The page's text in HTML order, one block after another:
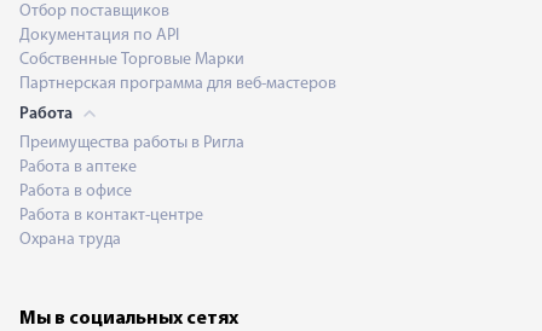
Отбор поставщиков
Документация по API
Собственные Торговые Марки
Партнерская программа для веб-мастеров
Работа
Преимущества работы в Ригла
Работа в аптеке
Работа в офисе
Работа в контакт-центре
Охрана труда
Мы в социальных сетях